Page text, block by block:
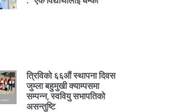
त्रिविको ६६औं स्थापना दिवस
जुम्ला बहुमुखी क्याम्पसमा
सम्पन्न, स्ववियु सभापतिको
असन्तुष्टि